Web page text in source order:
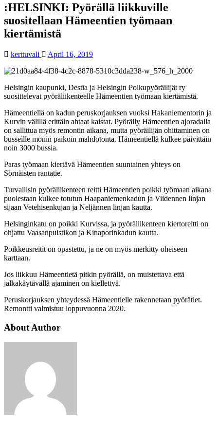
:HELSINKI: Pyörällä liikkuville
suositellaan Hämeentien työmaan
kiertämistä
kerttuvali April 16, 2019
Helsingin kaupunki, Destia ja Helsingin Polkupyöräilijät ry
suosittelevat pyöräliikenteelle Hämeentien työmaan kiertämistä.
Hämeentiellä on kadun peruskorjauksen vuoksi Hakaniementorin ja
Kurvin välillä erittäin ahtaat kaistat. Pyöräily Hämeentien ajoradalla
on sallittua myös remontin aikana, mutta pyöräilijän ohittaminen on
busseille monin paikoin mahdotonta. Hämeentiellä kulkee päivittäin
noin 3000 bussia.
Paras työmaan kiertävä Hämeentien suuntainen yhteys on
Sörnäisten rantatie.
Turvallisin pyöräliikenteen reitti Hämeentien poikki työmaan aikana
puolestaan kulkee totutun Haapaniemenkadun ja Viidennen linjan
sijaan Vetehisenkujan ja Neljännen linjan kautta.
Helsinginkatu on poikki Kurvissa, ja pyöräliikenteen kiertoreitti on
ohjattu Vaasanpuistikon ja Kinaporinkadun kautta.
Poikkeusreitit on opastettu, ja ne on myös merkitty oheiseen
karttaan.
Jos liikkuu Hämeentietä pitkin pyörällä, on muistettava että
jalkakäytävällä ajaminen on kiellettyä.
Peruskorjauksen yhteydessä Hämeentielle rakennetaan pyörätiet.
Remontti valmistuu loppuvuonna 2020.
About Author